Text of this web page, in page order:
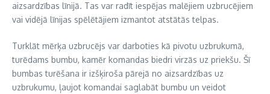
aizsardzības līnijā. Tas var radīt iespējas malējiem uzbrucējiem
vai vidējā līnijas spēlētājiem izmantot atstātās telpas.
Turklāt mērķa uzbrucējs var darboties kā pivotu uzbrukumā,
turēdams bumbu, kamēr komandas biedri virzās uz priekšu. Šī
bumbas turēšana ir izšķiroša pārejā no aizsardzības uz
uzbrukumu, ļaujot komandai saglabāt bumbu un veidot